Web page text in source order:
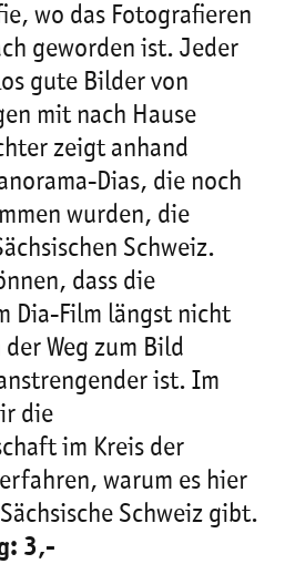
wo das Fotografieren
geworden ist. Jeder
gute Bilder von
mit nach Hause
zeigt anhand
Dias, die noch
wurden, die
Schweiz.
dass die
Dia-Film längst nicht
Weg zum Bild
ist. Im
die
im Kreis der
warum es hier
Schweiz gibt.
3,- 